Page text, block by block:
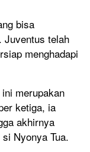
bisa
Juventus telah
menghadapi
merupakan
ketiga, ia
akhirnya
Nyonya Tua.